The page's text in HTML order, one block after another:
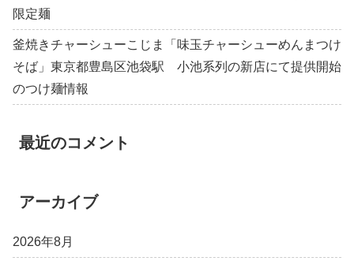
限定麺
釜焼きチャーシューこじま「味玉チャーシューめんまつけ
そば」東京都豊島区池袋駅 小池系列の新店にて提供開始
のつけ麺情報
最近のコメント
アーカイブ
2026年8月